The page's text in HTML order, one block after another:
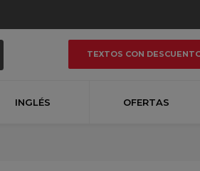
TEXTOS CON
INGLÉS OFERTAS